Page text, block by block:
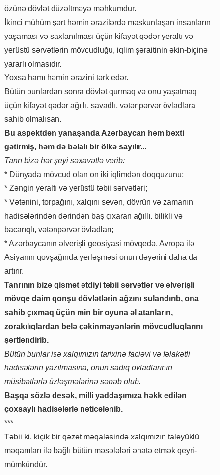
özünə dövlət düzəltməyə məhkumdur.
İkinci mühüm şərt həmin ərazilərdə məskunlaşan insanların
yaşaması və saxlanılması üçün kifayət qədər yeraltı və
yerüstü sərvətlərin mövcudluğu, iqlim şəraitinin əkin-biçinə
yararlı olmasıdır.
Yoxsa hamı həmin ərazini tərk edər.
Bütün bunlardan sonra dövlət qurmaq və onu yaşatmaq
üçün kifayət qədər ağıllı, savadlı, vətənpərvər övladlara
sahib olmalısan.
Bu aspektdən yanaşanda Azərbaycan həm bəxti
gətirmiş, həm də bəlalı bir ölkə sayılır...
Tanrı bizə hər şeyi səxavətlə verib:
* Dünyada mövcud olan on iki iqlimdən doqquzunu;
* Zəngin yeraltı və yerüstü təbii sərvətləri;
* Vətənini, torpağını, xalqını sevən, dövrün və zamanın
hadisələrindən dərindən baş çıxaran ağıllı, bilikli və
bacarıqlı, vətənpərvər övladları;
* Azərbaycanın əlverişli geosiyasi mövqedə, Avropa ilə
Asiyanın qovşağında yerləşməsi onun dəyərini daha da
artırır.
Tanrının bizə qismət etdiyi təbii sərvətlər və əlverişli
mövqe daim qonşu dövlətlərin ağzını sulandırıb, ona
sahib çıxmaq üçün min bir oyuna əl atanların,
zorakılıqlardan belə çəkinməyənlərin mövcudluqlarını
şərtləndirib.
Bütün bunlar isə xalqımızın tarixinə faciəvi və fəlakətli
hadisələrin yazılmasına, onun sadiq övladlarının
müsibətlərlə üzləşmələrinə səbəb olub.
Başqa sözlə desək, milli yaddaşımıza həkk edilən
çoxsaylı hadisələrlə nəticələnib.
***
Təbii ki, kiçik bir qəzet məqaləsində xalqımızın taleyüklü
məqamları ilə bağlı bütün məsələləri əhatə etmək qeyri-
mümkündür.